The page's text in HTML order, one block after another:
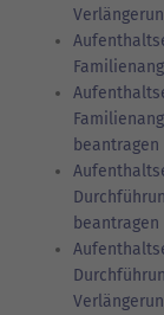
beantragen
beantragen